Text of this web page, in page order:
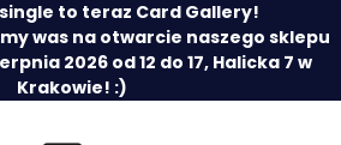
to teraz Card Gallery!
was na otwarcie naszego sklepu
2026 od 12 do 17, Halicka 7 w
Krakowie! :)